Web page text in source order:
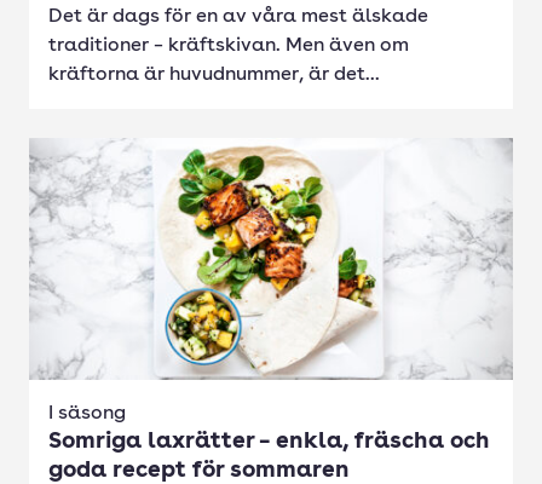
Det är dags för en av våra mest älskade
traditioner – kräftskivan. Men även om
kräftorna är huvudnummer, är det...
I säsong
Somriga laxrätter – enkla, fräscha och
goda recept för sommaren